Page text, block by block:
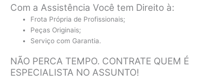
Com a Assistência Você tem Direito à:
Frota Própria de Profissionais;
Peças Originais;
Serviço com Garantia.
NÃO PERCA TEMPO. CONTRATE QUEM É
ESPECIALISTA NO ASSUNTO!